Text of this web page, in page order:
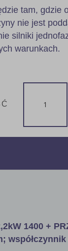
tam, gdzie
nie jest
silniki
warunkach.
1400 +